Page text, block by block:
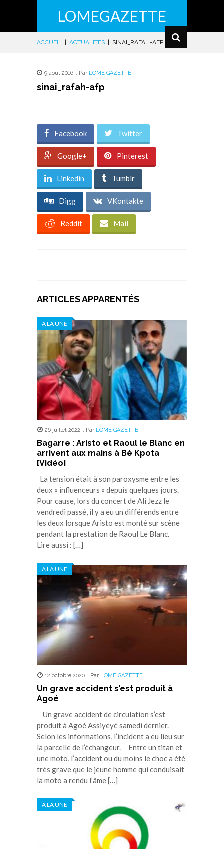
LOMEGAZETTE
ACCUEIL ACTUALITÉS SINAI_RAFAH-AFP
9 août 2016 , Par LOME GAZETTE
sinai_rafah-afp
Facebook Twitter
Google+ Pinterest
Linkedin Tumblr
Digg VKontakte
Reddit Mail
ARTICLES APPARENTÉS
A LA UNE
26 juillet 2022 , Par LOME GAZETTE
Bagarre : Aristo et Raoul le Blanc en
arrivent aux mains à Bè Kpota
[Vidéo]
La tension était à son paroxysme entre les
deux « influenceurs » depuis quelques jours.
Pour cause, lors du concert de Ali Jezz le
vendredi passé, il y a eu un différends entre
les deux lorsque Aristo est monté sur scène
pendant la prestation de Raoul Le Blanc.
Lire aussi : […]
A LA UNE
12 octobre 2020 , Par LOME GAZETTE
Un grave accident s’est produit à
Agoé
Un grave accident de circulation s’est
produit à Agoé Assiyeyé samedi dernier.
Selon les informations, l’incident a eu lieu sur
la parcelle de l’échangeur. Entre un titan et
une moto, l’accident ou du moins le choc a été
très grave que le jeune homme qui conduisait
la moto a rendu l’âme […]
A LA UNE